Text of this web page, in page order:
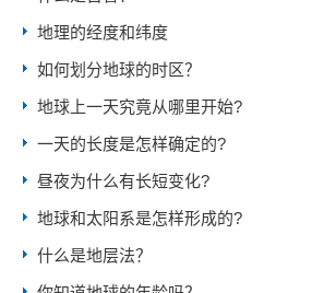
地理的经度和纬度
如何划分地球的时区？
地球上一天究竟从哪里开始?
一天的长度是怎样确定的?
昼夜为什么有长短变化?
地球和太阳系是怎样形成的?
什么是地层法？